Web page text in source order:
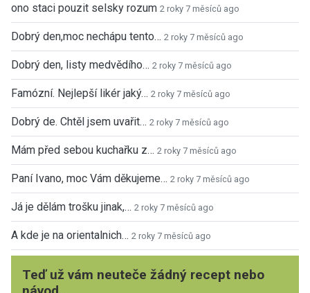
ono staci pouzit selsky rozum 2 roky 7 měsíců ago
Dobrý den,moc nechápu tento… 2 roky 7 měsíců ago
Dobrý den, listy medvědího… 2 roky 7 měsíců ago
Famózní. Nejlepší likér jaký… 2 roky 7 měsíců ago
Dobrý de. Chtěl jsem uvařit… 2 roky 7 měsíců ago
Mám před sebou kuchařku z… 2 roky 7 měsíců ago
Paní Ivano, moc Vám děkujeme… 2 roky 7 měsíců ago
Já je dělám trošku jinak,… 2 roky 7 měsíců ago
A kde je na orientalnich… 2 roky 7 měsíců ago
Teď už vám neuteče žádný recept nebo